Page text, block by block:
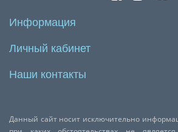
Информация
Личный кабинет
Наши контакты
Данный сайт носит исключительно